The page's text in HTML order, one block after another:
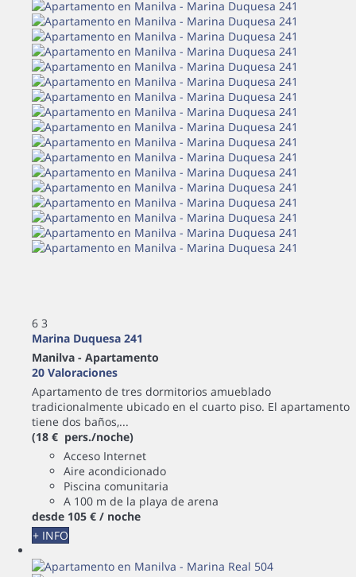
6 3
Marina Duquesa 241
Manilva - Apartamento
20 Valoraciones
Apartamento de tres dormitorios amueblado
tradicionalmente ubicado en el cuarto piso. El apartamento
tiene dos baños,...
(18 € pers./noche)
Acceso Internet
Aire acondicionado
Piscina comunitaria
A 100 m de la playa de arena
desde 105 € / noche
+ INFO